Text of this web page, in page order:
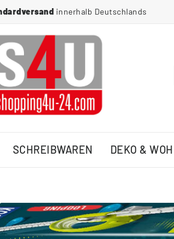
innerhalb Deutschlands
SCHREIBWAREN DEKO &